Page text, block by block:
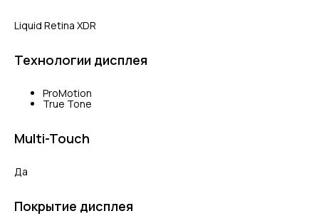
Liquid Retina XDR
Технологии дисплея
ProMotion
True Tone
Multi-Touch
Да
Покрытие дисплея